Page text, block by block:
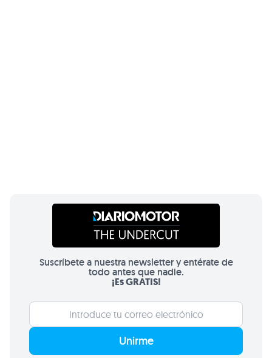
Suscríbete a nuestra newsletter y entérate de
todo antes que nadie.
¡Es GRATIS!
Unirme